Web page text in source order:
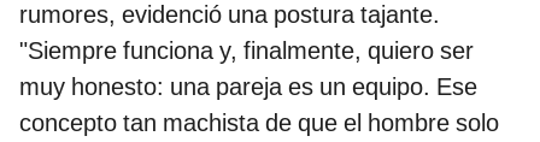
rumores, evidenció una postura tajante.
"Siempre funciona y, finalmente, quiero ser
muy honesto: una pareja es un equipo. Ese
concepto tan machista de que el hombre solo